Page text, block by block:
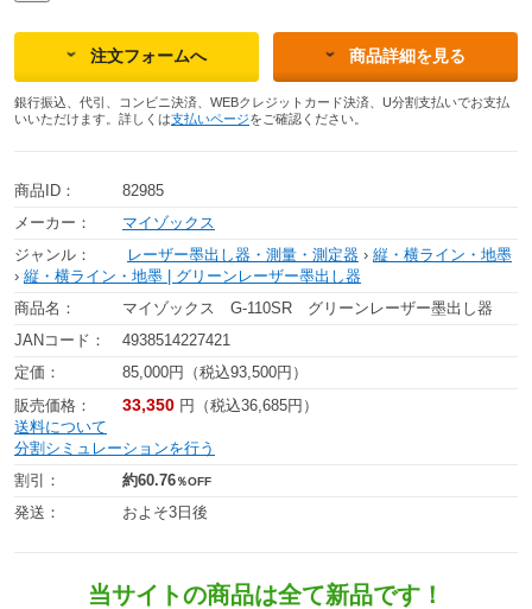
注文フォームへ 商品詳細を見る
銀行振込、代引、コンビニ決済、WEBクレジットカード決済、U分割支払いでお支払
いいただけます。詳しくは支払いページをご確認ください。
商品ID：
82985
メーカー：
マイゾックス
ジャンル：
レーザー墨出し器・測量・測定器 › 縦・横ライン・地墨
› 縦・横ライン・地墨 | グリーンレーザー墨出し器
商品名：
マイゾックス G-110SR グリーンレーザー墨出し器
JANコード：
4938514227421
定価：
85,000円（税込93,500円）
販売価格：
33,350 円（税込36,685円）
送料について
分割シミュレーションを行う
割引：
約60.76％OFF
発送： およそ3日後
当サイトの商品は全て新品です！